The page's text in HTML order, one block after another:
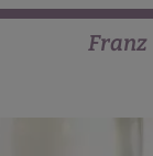
Franz